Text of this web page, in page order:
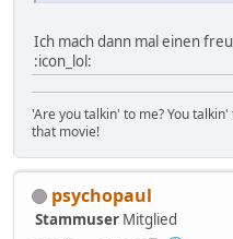
Ich mach dann mal einen
:icon_lol:
'Are you talkin' to me? You talkin'
that movie!
psychopaul
Stammuser Mitglied